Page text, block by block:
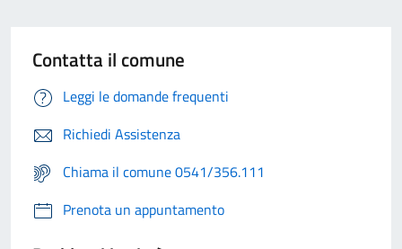
Contatta il comune
Leggi le domande frequenti
Richiedi Assistenza
Chiama il comune 0541/356.111
Prenota un appuntamento